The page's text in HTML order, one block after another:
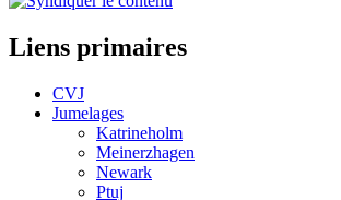
Liens primaires
CVJ
Jumelages
Katrineholm
Meinerzhagen
Newark
Ptuj